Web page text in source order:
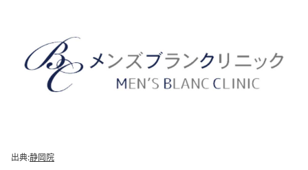
出典:静岡院